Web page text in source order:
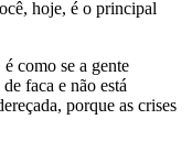
hoje, é o principal
como se a gente
faca e não está
porque as crises